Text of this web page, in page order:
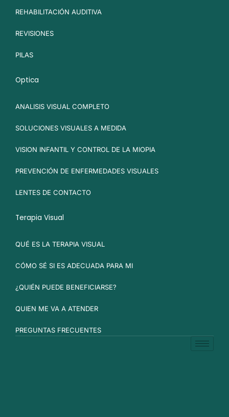
REHABILITACIÓN AUDITIVA
REVISIONES
PILAS
Optica
ANALISIS VISUAL COMPLETO
SOLUCIONES VISUALES A MEDIDA
VISION INFANTIL Y CONTROL DE LA MIOPIA
PREVENCIÓN DE ENFERMEDADES VISUALES
LENTES DE CONTACTO
Terapia Visual
QUÉ ES LA TERAPIA VISUAL
CÓMO SÉ SI ES ADECUADA PARA MI
¿QUIÉN PUEDE BENEFICIARSE?
QUIEN ME VA A ATENDER
PREGUNTAS FRECUENTES